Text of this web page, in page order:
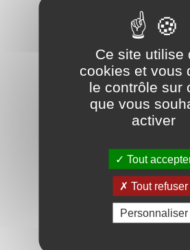
STAGG Manivelle
Cordes
4,90 €
Ce site utilise
cookies et vous
le contrôle sur
que vous
activer
Tout
Tout refuser
Personnaliser